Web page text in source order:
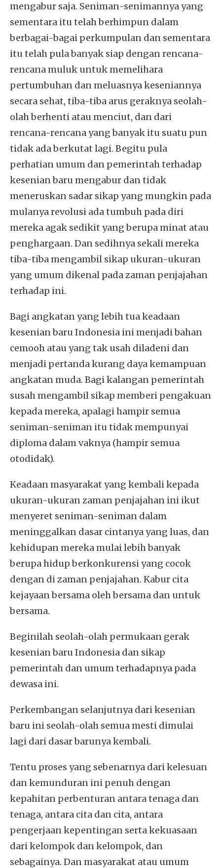
mengabur saja. Seniman-senimannya yang
sementara itu telah berhimpun dalam
berbagai-bagai perkumpulan dan sementara
itu telah pula banyak siap dengan rencana-
rencana muluk untuk memelihara
pertumbuhan dan meluasnya keseniannya
secara sehat, tiba-tiba arus geraknya seolah-
olah berhenti atau menciut, dan dari
rencana-rencana yang banyak itu suatu pun
tidak ada berkutat lagi. Begitu pula
perhatian umum dan pemerintah terhadap
kesenian baru mengabur dan tidak
meneruskan sadar sikap yang mungkin pada
mulanya revolusi ada tumbuh pada diri
mereka agak sedikit yang berupa minat atau
penghargaan. Dan sedihnya sekali mereka
tiba-tiba mengambil sikap ukuran-ukuran
yang umum dikenal pada zaman penjajahan
terhadap ini.
Bagi angkatan yang lebih tua keadaan
kesenian baru Indonesia ini menjadi bahan
cemooh atau yang tak usah diladeni dan
menjadi pertanda kurang daya kemampuan
angkatan muda. Bagi kalangan pemerintah
susah mengambil sikap memberi pengakuan
kepada mereka, apalagi hampir semua
seniman-seniman itu tidak mempunyai
diploma dalam vaknya (hampir semua
otodidak).
Keadaan masyarakat yang kembali kepada
ukuran-ukuran zaman penjajahan ini ikut
menyeret seniman-seniman dalam
meninggalkan dasar cintanya yang luas, dan
kehidupan mereka mulai lebih banyak
berupa hidup berkonkurensi yang cocok
dengan di zaman penjajahan. Kabur cita
kejayaan bersama oleh bersama dan untuk
bersama.
Beginilah seolah-olah permukaan gerak
kesenian baru Indonesia dan sikap
pemerintah dan umum terhadapnya pada
dewasa ini.
Perkembangan selanjutnya dari kesenian
baru ini seolah-olah semua mesti dimulai
lagi dari dasar barunya kembali.
Tentu proses yang sebenarnya dari kelesuan
dan kemunduran ini penuh dengan
kepahitan perbenturan antara tenaga dan
tenaga, antara cita dan cita, antara
pengerjaan kepentingan serta kekuasaan
dari kelompok dan kelompok, dan
sebagainya. Dan masyarakat atau umum